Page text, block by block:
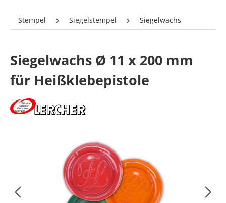
Stempel Siegelstempel Siegelwachs
Siegelwachs Ø 11 x 200 mm
für Heißklebepistole
Bildergalerie überspringen